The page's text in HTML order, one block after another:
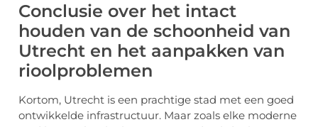
Conclusie over het intact
houden van de schoonheid van
Utrecht en het aanpakken van
rioolproblemen
Kortom, Utrecht is een prachtige stad met een goed
ontwikkelde infrastructuur. Maar zoals elke moderne